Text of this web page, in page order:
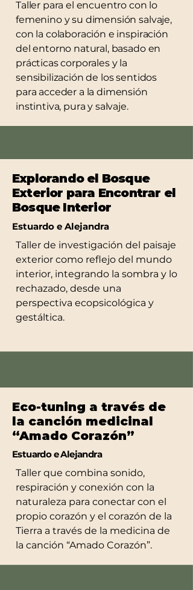
Taller para el encuentro con lo
femenino y su dimensión salvaje,
con la colaboración e inspiración
del entorno natural, basado en
prácticas corporales y la
sensibilización de los sentidos
para acceder a la dimensión
instintiva, pura y salvaje.
Explorando el Bosque
Exterior para Encontrar el
Bosque Interior
Estuardo e Alejandra
Taller de investigación del paisaje
exterior como reflejo del mundo
interior, integrando la sombra y lo
rechazado, desde una
perspectiva ecopsicológica y
gestáltica.
Eco-tuning a través de
la canción medicinal
“Amado Corazón”
Estuardo e Alejandra
Taller que combina sonido,
respiración y conexión con la
naturaleza para conectar con el
propio corazón y el corazón de la
Tierra a través de la medicina de
la canción “Amado Corazón”.